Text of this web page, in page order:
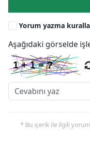
Yorum yazma
Aşağıdaki görselde
* Bu içerik ile ilgili